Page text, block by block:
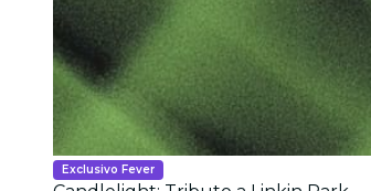
Exclusivo Fever